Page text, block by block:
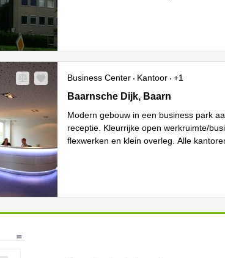
Business Center Kantoor
+1
Baarnsche Dijk 4d, Baarn
Baarnsche Dijk, Baarn
Modern gebouw in een business park
receptie. Kleurrijke open werkruimte/
flexwerken en klein overleg. Alle